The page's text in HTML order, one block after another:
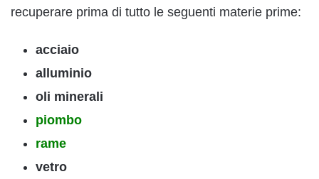
recuperare prima di tutto le seguenti materie prime:
acciaio
alluminio
oli minerali
piombo
rame
vetro